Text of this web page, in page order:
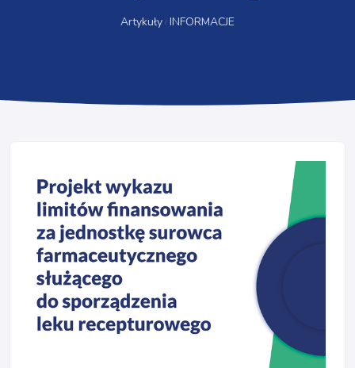
Artykuły INFORMACJE